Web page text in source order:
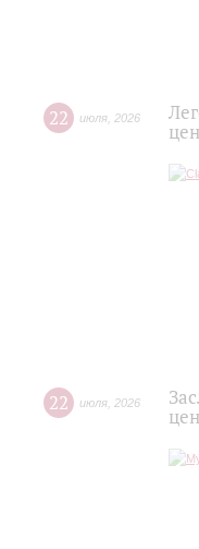
22 июля 2026
22 июля 2026